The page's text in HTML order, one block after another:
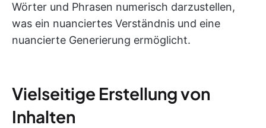
Wörter und Phrasen numerisch darzustellen,
was ein nuanciertes Verständnis und eine
nuancierte Generierung ermöglicht.
Vielseitige Erstellung von
Inhalten